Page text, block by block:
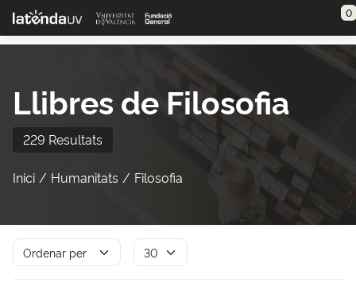
Saltar al contenido principal 0
Llibres de Filosofia
229 Resultats
Inici Humanitats Filosofia